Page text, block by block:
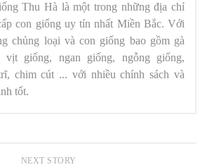
Thu Hà là một trong những địa chỉ
con giống uy tín nhất Miền Bắc. Với
chủng loại và con giống bao gồm gà
vịt giống, ngan giống, ngỗng giống,
chim cút ... với nhiều chính sách và
tốt.
NEXT STORY